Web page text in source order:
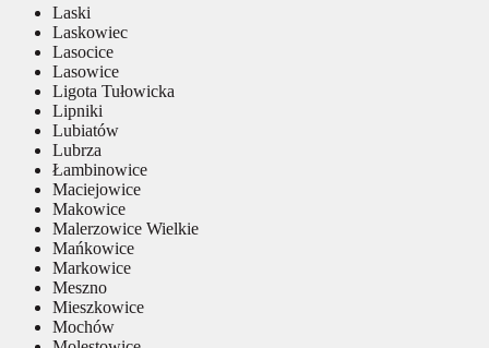
Laski
Laskowiec
Lasocice
Lasowice
Ligota Tułowicka
Lipniki
Lubiatów
Lubrza
Łambinowice
Maciejowice
Makowice
Malerzowice Wielkie
Mańkowice
Markowice
Meszno
Mieszkowice
Mochów